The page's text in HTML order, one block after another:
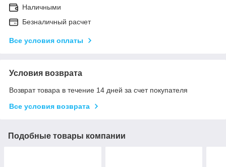
Наличными
Безналичный расчет
Все условия оплаты
Условия возврата
Возврат товара в течение 14 дней за счет покупателя
Все условия возврата
Подобные товары компании